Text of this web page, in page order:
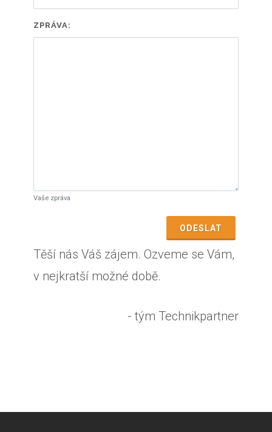
ZPRÁVA:
Vaše zpráva
ODESLAT
Těší nás Váš zájem. Ozveme se Vám,
v nejkratší možné době.
- tým Technikpartner